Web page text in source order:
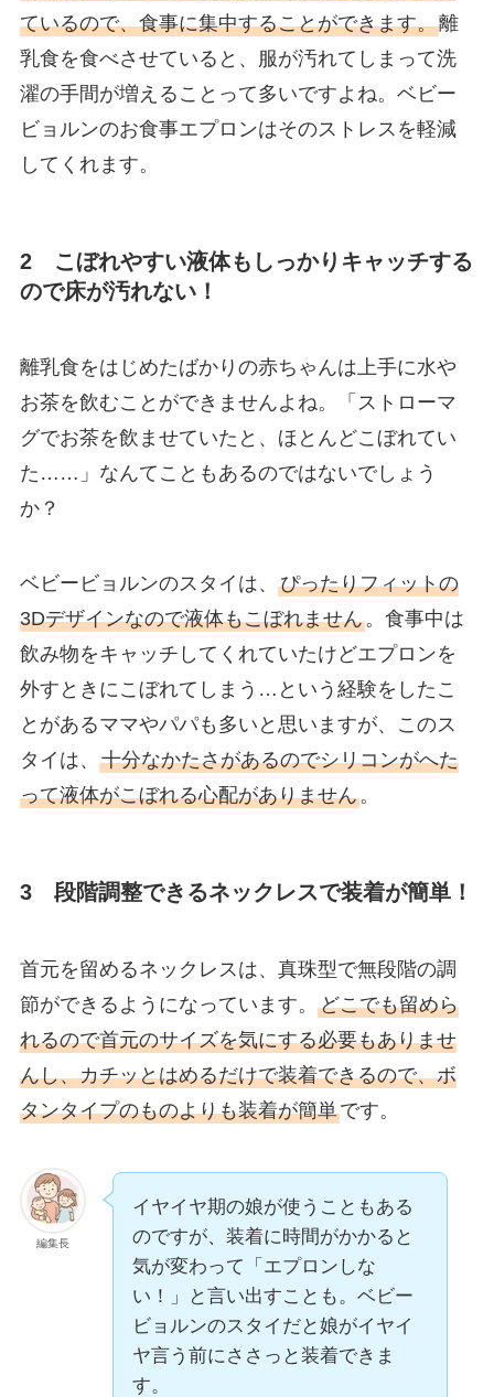
ているので、食事に集中することができます。離
乳食を食べさせていると、服が汚れてしまって洗
濯の手間が増えることって多いですよね。ベビー
ビョルンのお食事エプロンはそのストレスを軽減
してくれます。
2 こぼれやすい液体もしっかりキャッチする
ので床が汚れない！
離乳食をはじめたばかりの赤ちゃんは上手に水や
お茶を飲むことができませんよね。「ストローマ
グでお茶を飲ませていたと、ほとんどこぼれてい
た……」なんてこともあるのではないでしょう
か？
ベビービョルンのスタイは、 ぴったりフィットの
3Dデザインなので液体もこぼれません。食事中は
飲み物をキャッチしてくれていたけどエプロンを
外すときにこぼれてしまう…という経験をしたこ
とがあるママやパパも多いと思いますが、このス
タイは、 十分なかたさがあるのでシリコンがへた
って液体がこぼれる心配がありません。
3 段階調整できるネックレスで装着が簡単！
首元を留めるネックレスは、真珠型で無段階の調
節ができるようになっています。 どこでも留めら
れるので首元のサイズを気にする必要もありませ
んし、カチッとはめるだけで装着できるので、ボ
タンタイプのものよりも装着が簡単です。
編集長
イヤイヤ期の娘が使うこともある
のですが、装着に時間がかかると
気が変わって「エプロンしな
い！」と言い出すことも。ベビー
ビョルンのスタイだと娘がイヤイ
ヤ言う前にささっと装着できま
す。